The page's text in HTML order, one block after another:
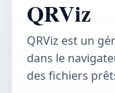
QRViz
QRViz est un
dans le
des fichiers